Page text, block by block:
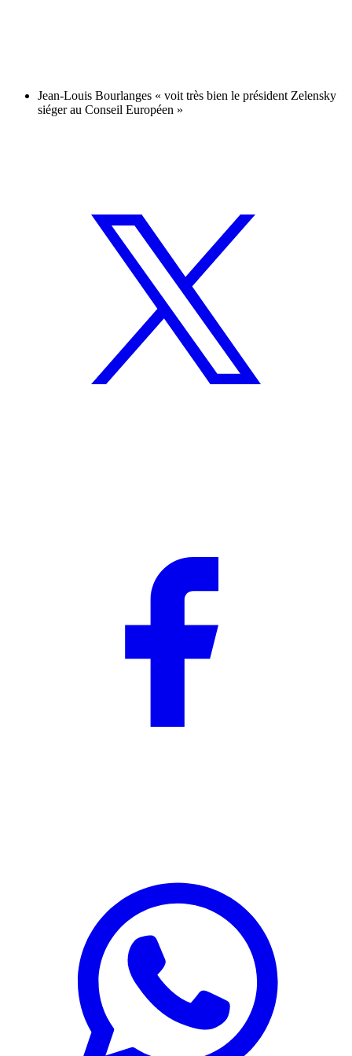
Jean-Louis Bourlanges « voit très bien le président Zelensky
siéger au Conseil Européen »